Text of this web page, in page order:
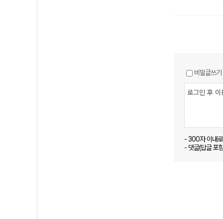
비밀글쓰기
- 300자 이내
- 댓글(답글 포